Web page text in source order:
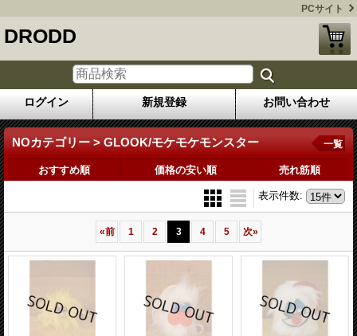
PCサイト
DRODD
ログイン 新規登録 お問い合わせ
NOカテゴリー > GLOOK/モケモケモンスター 一覧
おすすめ順 価格の安い順 売れ筋順
表示件数:
«前 1 2 3 4 5 次»